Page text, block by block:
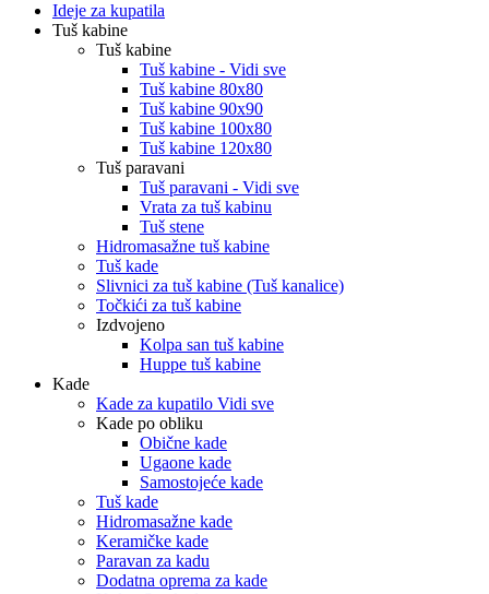
Ideje za kupatila
Tuš kabine
Tuš kabine
Tuš kabine - Vidi sve
Tuš kabine 80x80
Tuš kabine 90x90
Tuš kabine 100x80
Tuš kabine 120x80
Tuš paravani
Tuš paravani - Vidi sve
Vrata za tuš kabinu
Tuš stene
Hidromasažne tuš kabine
Tuš kade
Slivnici za tuš kabine (Tuš kanalice)
Točkići za tuš kabine
Izdvojeno
Kolpa san tuš kabine
Huppe tuš kabine
Kade
Kade za kupatilo Vidi sve
Kade po obliku
Obične kade
Ugaone kade
Samostojeće kade
Tuš kade
Hidromasažne kade
Keramičke kade
Paravan za kadu
Dodatna oprema za kade